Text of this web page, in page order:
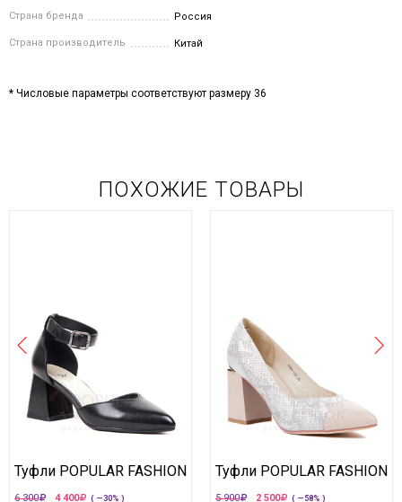
Страна бренда Россия
Страна производитель Китай
* Числовые параметры соответствуют размеру 36
ПОХОЖИЕ ТОВАРЫ
Туфли POPULAR FASHION
6 300 4 400 ( —30% )
Туфли POPULAR FASHION
5 900 2 500 ( —58% )